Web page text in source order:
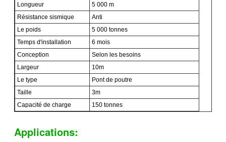
Longueur
5 000 m
Résistance sismique
Anti
Le poids
5 000 tonnes
Temps d'installation
6 mois
Conception
Selon les besoins
Largeur
10m
Le type
Pont de poutre
Taille
3m
Capacité de charge
150 tonnes
Applications: